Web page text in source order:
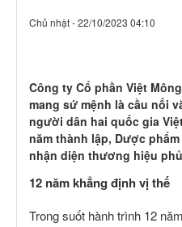
Chủ nhật - 22/10/2023 04:10
Công ty Cổ phần Việt
mang sứ mệnh là cầu nối
người dân hai quốc gia
năm thành lập, Dược
nhận diện thương hiệu
12 năm khẳng định vị thế
Trong suốt hành trình 12